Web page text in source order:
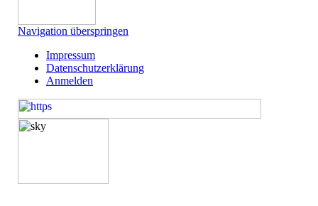
Navigation überspringen
Impressum
Datenschutzerklärung
Anmelden